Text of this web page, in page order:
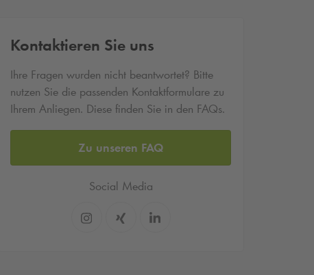
Kontaktieren Sie uns
Ihre Fragen wurden nicht beantwortet? Bitte
nutzen Sie die passenden Kontaktformulare zu
Ihrem Anliegen. Diese finden Sie in den FAQs.
Zu unseren FAQ
Social Media